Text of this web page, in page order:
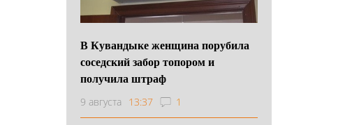
В Кувандыке женщина порубила
соседский забор топором и
получила штраф
9 августа 13:37 1